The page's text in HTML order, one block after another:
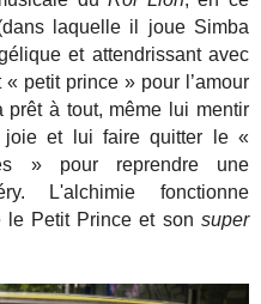
laquelle il joue Simba
et attendrissant avec
petit prince » pour l’amour
prêt à tout, même lui mentir
et lui faire quitter le «
» pour reprendre une
L'alchimie fonctionne
le Petit Prince et son super